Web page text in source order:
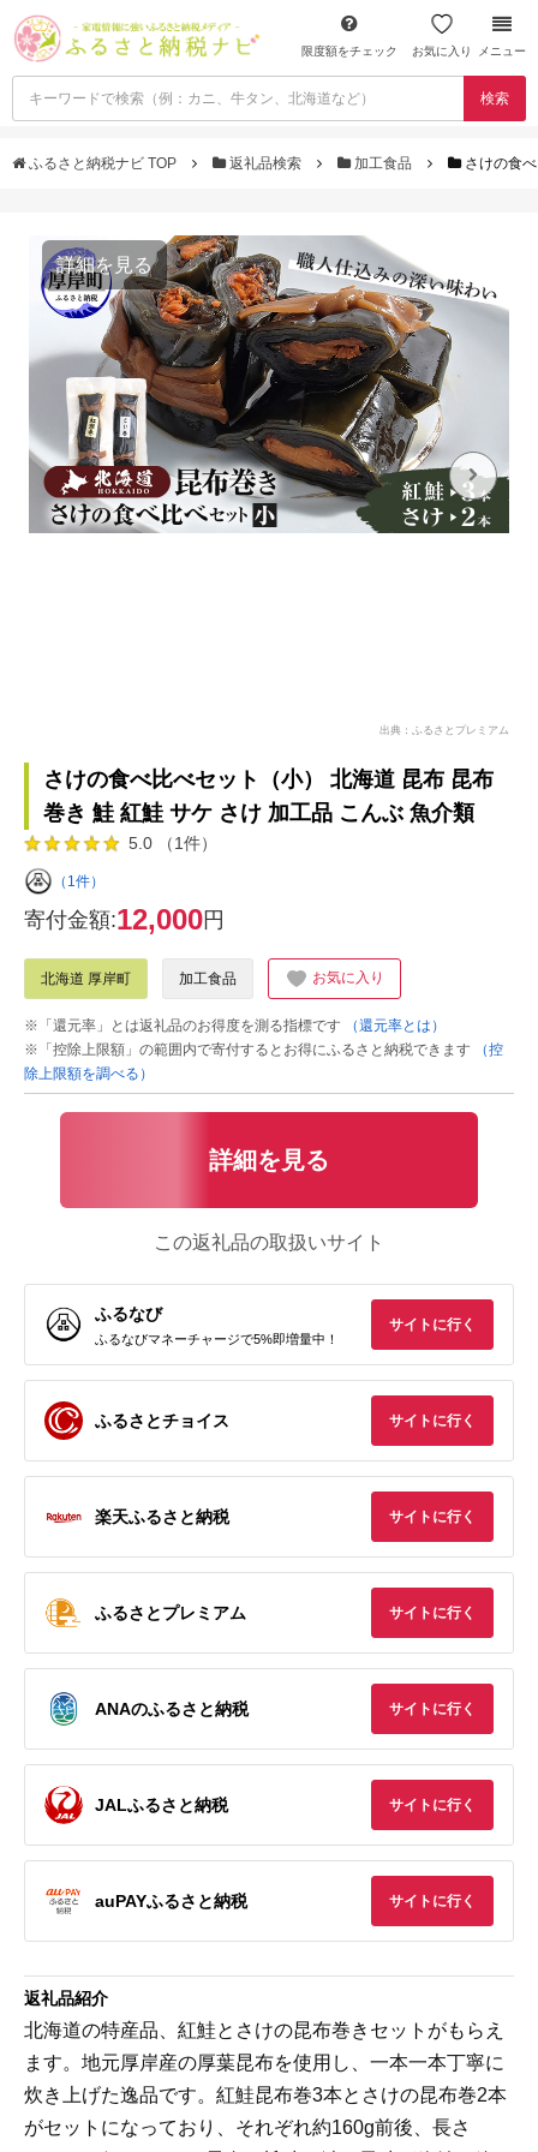
限度額をチェック お気に入り メニュー
検索
ふるさと納税ナビ TOP 返礼品検索 加工食品 さけの食
詳細を見る
出典：ふるさとプレミアム
さけの食べ比べセット（小） 北海道 昆布 昆布
巻き 鮭 紅鮭 サケ さけ 加工品 こんぶ 魚介類
5.0 （1件）
（1件）
寄付金額:12,000円
北海道 厚岸町 加工食品 お気に入り
※「還元率」とは返礼品のお得度を測る指標です
（還元率とは）
※「控除上限額」の範囲内で寄付するとお得にふるさと納税できます
（控
除上限額を調べる）
詳細を見る
この返礼品の取扱いサイト
ふるなび
ふるなびマネーチャージで5%即増量中！
サイトに行く
ふるさとチョイス サイトに行く
楽天ふるさと納税 サイトに行く
ふるさとプレミアム サイトに行く
ANAのふるさと納税 サイトに行く
JALふるさと納税 サイトに行く
auPAYふるさと納税 サイトに行く
返礼品紹介
北海道の特産品、紅鮭とさけの昆布巻きセットがもらえ
ます。地元厚岸産の厚葉昆布を使用し、一本一本丁寧に
炊き上げた逸品です。紅鮭昆布巻3本とさけの昆布巻2本
がセットになっており、それぞれ約160g前後、長さ